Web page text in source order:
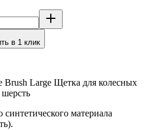
в 1 клик
Brush Large Щетка для колесных
синтетического материала